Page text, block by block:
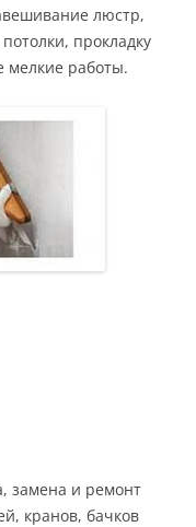
люстр,
прокладку
мелкие работы.
замена и ремонт
кранов, бачков